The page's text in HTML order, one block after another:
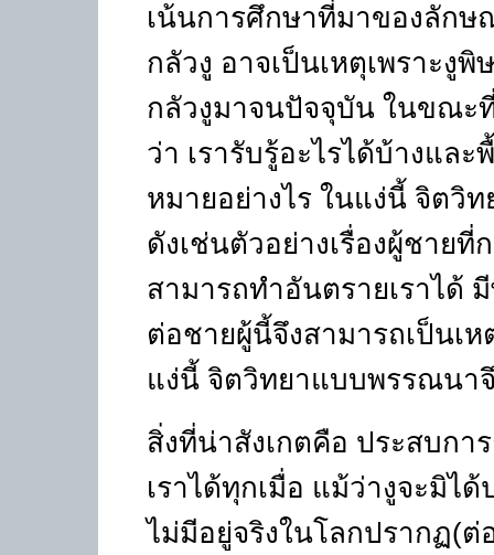
เน้นการศึกษาที่มาของลักษ
กลัวงู อาจเป็นเหตุเพราะงู
กลัวงูมาจนปัจจุบัน ในขณะ
ว่า เรารับรู้อะไรได้บ้างแล
หมายอย่างไร ในแง่นี้ จิตวิ
ดังเช่นตัวอย่างเรื่องผู้ชายที่
สามารถทำอันตรายเราได้
ต่อชายผู้นี้จึงสามารถเป็นเ
แง่นี้ จิตวิทยาแบบพรรณนา
สิ่งที่น่าสังเกตคือ ประสบก
เราได้ทุกเมื่อ แม้ว่างูจะมิไ
ไม่มีอยู่จริงในโลกปรากฏ(ต่